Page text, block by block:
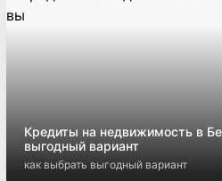
Кредиты на недвижимость в
выгодный вариант
как выбрать выгодный вариант